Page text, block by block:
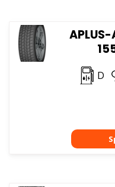
APLUS-
D